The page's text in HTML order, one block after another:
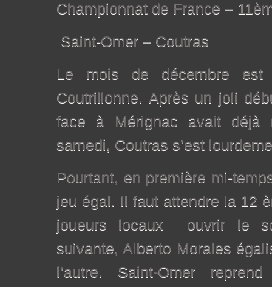
Championnat de France –
Saint-Omer – Coutras
Le mois de décembre est
Coutrillonne. Après un joli
face à Mérignac avait déjà
samedi, Coutras s’est
Pourtant, en première mi-
jeu égal. Il faut attendre la 12
joueurs locaux ouvrir le
suivante, Alberto Morales
l’autre. Saint-Omer